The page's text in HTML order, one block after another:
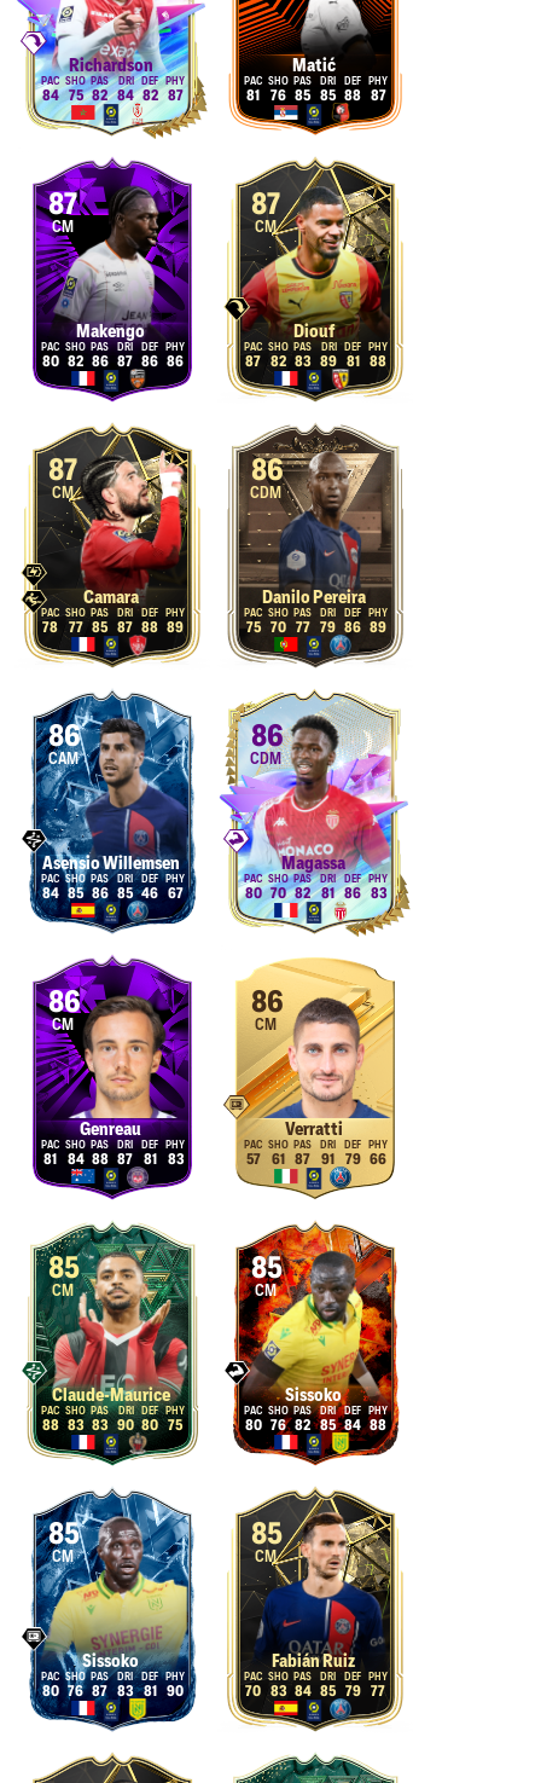
Richardson
84 75 82 84 82 87
Matić
81 76 85 85 88 87
87
CM
Makengo
80 82 86 87 86 86
87
CM
Diouf
87 82 83 89 81 88
87
CM
Camara
78 77 85 87 88 89
86
CDM
Danilo Pereira
75 70 77 79 86 89
86
CAM
Asensio Willemsen
84 85 86 85 46 67
86
CDM
Magassa
80 70 82 81 86 83
86
CM
Genreau
81 84 88 87 81 83
86
CM
Verratti
57 61 87 91 79 66
85
CM
Claude-Maurice
88 83 83 90 80 75
85
CM
Sissoko
80 76 82 85 84 88
85
CM
Sissoko
80 76 87 83 81 90
85
CM
Fabián Ruiz
70 83 84 85 79 77